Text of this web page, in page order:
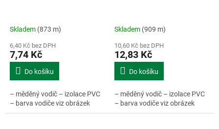
Skladem (873 m)
6,40 Kč bez DPH
7,74 Kč
Do košíku
– měděný vodič – izolace PVC
– barva vodiče viz obrázek
Skladem (909 m)
10,60 Kč bez DPH
12,83 Kč
Do košíku
– měděný vodič – izolace PVC
– barva vodiče viz obrázek